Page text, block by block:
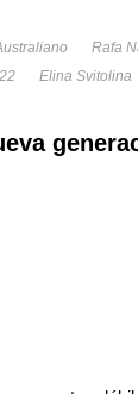
Rafa
Elina Svitolina